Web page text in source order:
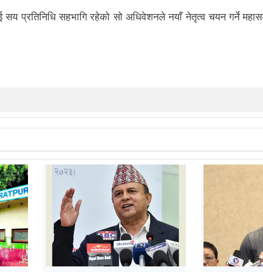
प्रतिनिधि सहभागि रहेको सो अधिवेशनले नयाँ नेतृत्व चयन गर्ने